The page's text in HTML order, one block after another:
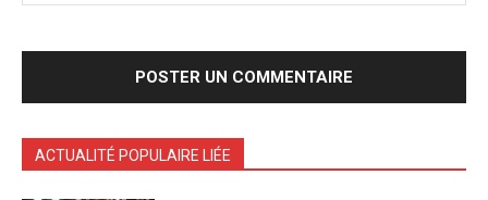
ACTUALITÉ POPULAIRE LIÉE